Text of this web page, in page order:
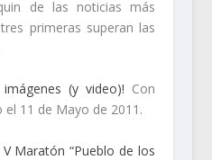
de las noticias más
primeras superan las
(y video)! Con
el 11 de Mayo de 2011.
Maratón “Pueblo de los